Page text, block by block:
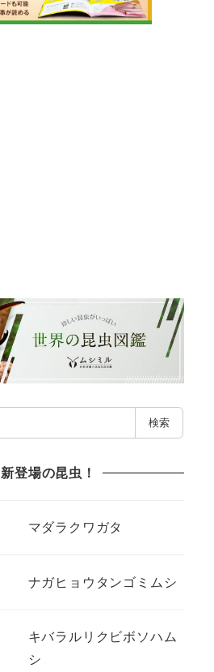
検索
新登場の昆虫！
マダラクワガタ
ナガヒョウタンゴミムシ
キバラルリクビボソハム
シ